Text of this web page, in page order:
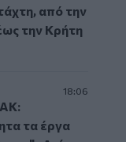
από την
την Κρήτη
18:06
τα έργα